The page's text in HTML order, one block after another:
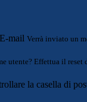
E-mail Verrà inviato un
utente? Effettua il reset
la casella di